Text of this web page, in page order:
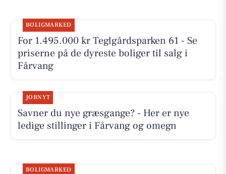
BOLIGMARKED
For 1.495.000 kr Teglgårdsparken 61 - Se
priserne på de dyreste boliger til salg i
Fårvang
JOBNYT
Savner du nye græsgange? - Her er nye
ledige stillinger i Fårvang og omegn
BOLIGMARKED